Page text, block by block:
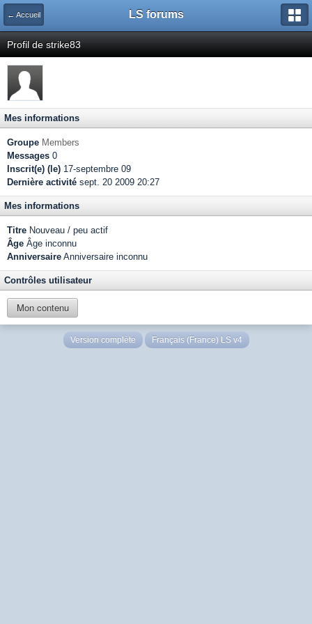
← Accueil LS forums
Profil de strike83
Mes informations
Groupe Members
Messages 0
Inscrit(e) (le) 17-septembre 09
Dernière activité sept. 20 2009 20:27
Mes informations
Titre Nouveau / peu actif
Âge Âge inconnu
Anniversaire Anniversaire inconnu
Contrôles utilisateur
Mon contenu
Version complète Français (France) LS v4